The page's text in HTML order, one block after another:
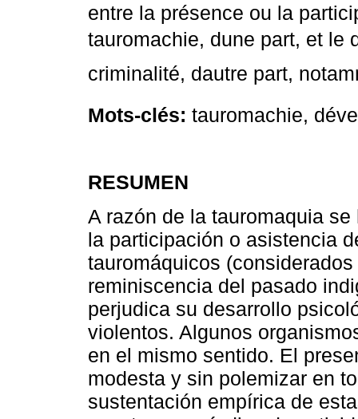
entre la présence ou la
tauromachie, dune part, et
criminalité, dautre part,
Mots-clés: tauromachie,
RESUMEN
A razón de la tauromaquia
la participación o asistencia
tauromáquicos
reminiscencia del pasado
perjudica su desarrollo
violentos. Algunos
en el mismo sentido. El
modesta y sin polemizar en
sustentación empírica de